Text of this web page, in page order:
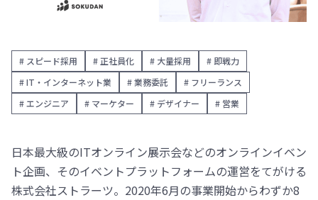
# スピード採用 # 正社員化 # 大量採用
# 即戦力
# IT・インターネット業
# 業務委託
# フリーランス
# エンジニア
# マーケター # デザイナー # 営業
日本最大級のITオンライン展示会などのオンラインイベン
ト企画、そのイベントプラットフォームの運営をてがける
株式会社ストラーツ。2020年6月の事業開始からわずか8